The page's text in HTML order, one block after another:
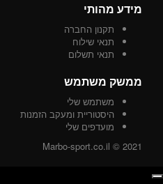
מידע מהותי
תקנון החברה
תנאי שילוח
תנאי תשלום
ממשק משתמש
משתמש שלי
היסטוריית ומעקב הזמנות
מועדפים שלי
Marbo-sport.co.il © 2021